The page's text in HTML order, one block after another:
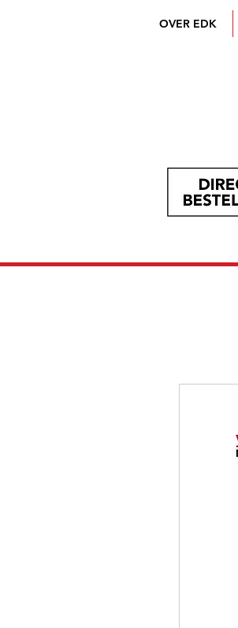
OVER EDK